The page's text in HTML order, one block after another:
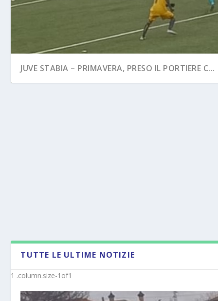
JUVE STABIA – PRIMAVERA, PRESO IL PORTIERE C...
TUTTE LE ULTIME NOTIZIE